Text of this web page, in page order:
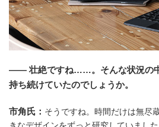
―― 壮絶ですね……。そんな状況の
持ち続けていたのでしょうか。
市角氏： そうですね。時間だけは無尽